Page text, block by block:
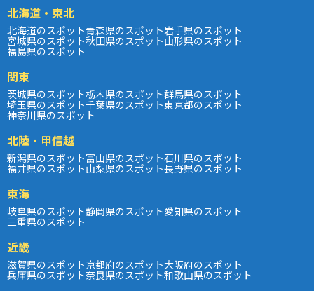
北海道・東北
北海道のスポット青森県のスポット岩手県のスポット
宮城県のスポット秋田県のスポット山形県のスポット
福島県のスポット
関東
茨城県のスポット栃木県のスポット群馬県のスポット
埼玉県のスポット千葉県のスポット東京都のスポット
神奈川県のスポット
北陸・甲信越
新潟県のスポット富山県のスポット石川県のスポット
福井県のスポット山梨県のスポット長野県のスポット
東海
岐阜県のスポット静岡県のスポット愛知県のスポット
三重県のスポット
近畿
滋賀県のスポット京都府のスポット大阪府のスポット
兵庫県のスポット奈良県のスポット和歌山県のスポット